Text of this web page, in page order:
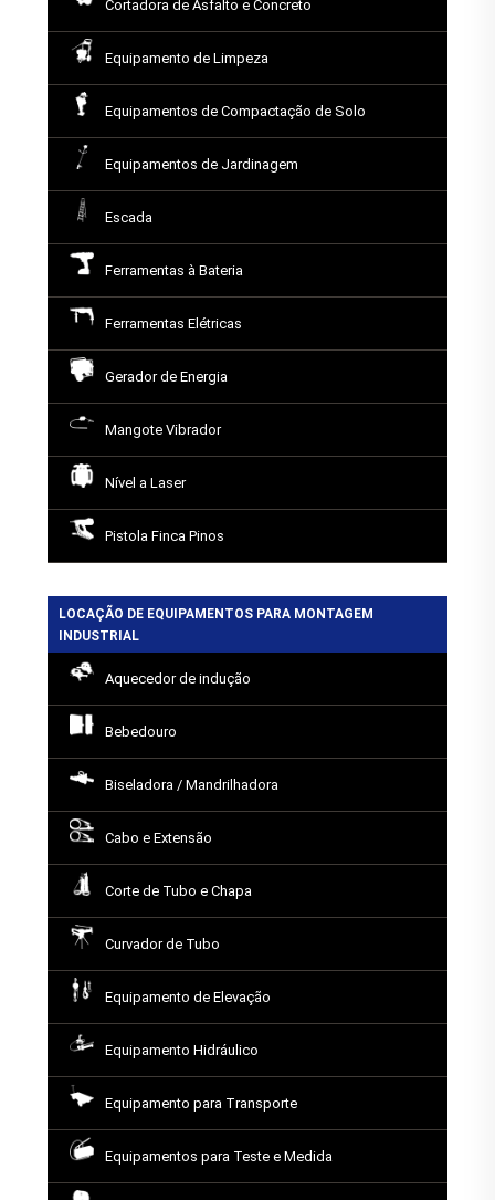
Cortadora de Asfalto e Concreto
Equipamento de Limpeza
Equipamentos de Compactação de Solo
Equipamentos de Jardinagem
Escada
Ferramentas à Bateria
Ferramentas Elétricas
Gerador de Energia
Mangote Vibrador
Nível a Laser
Pistola Finca Pinos
LOCAÇÃO DE EQUIPAMENTOS PARA MONTAGEM
INDUSTRIAL
Aquecedor de indução
Bebedouro
Biseladora / Mandrilhadora
Cabo e Extensão
Corte de Tubo e Chapa
Curvador de Tubo
Equipamento de Elevação
Equipamento Hidráulico
Equipamento para Transporte
Equipamentos para Teste e Medida